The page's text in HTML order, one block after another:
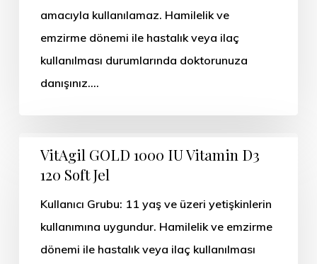
amacıyla kullanılamaz. Hamilelik ve
emzirme dönemi ile hastalık veya ilaç
kullanılması durumlarında doktorunuza
danışınız.…
VitAgil GOLD 1000 IU Vitamin D3
120 Soft Jel
Kullanıcı Grubu: 11 yaş ve üzeri yetişkinlerin
kullanımına uygundur. Hamilelik ve emzirme
dönemi ile hastalık veya ilaç kullanılması